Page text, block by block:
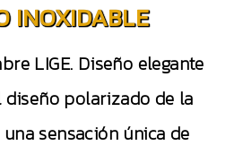
INOXIDABLE
LIGE. Diseño elegante
polarizado de la
sensación única de